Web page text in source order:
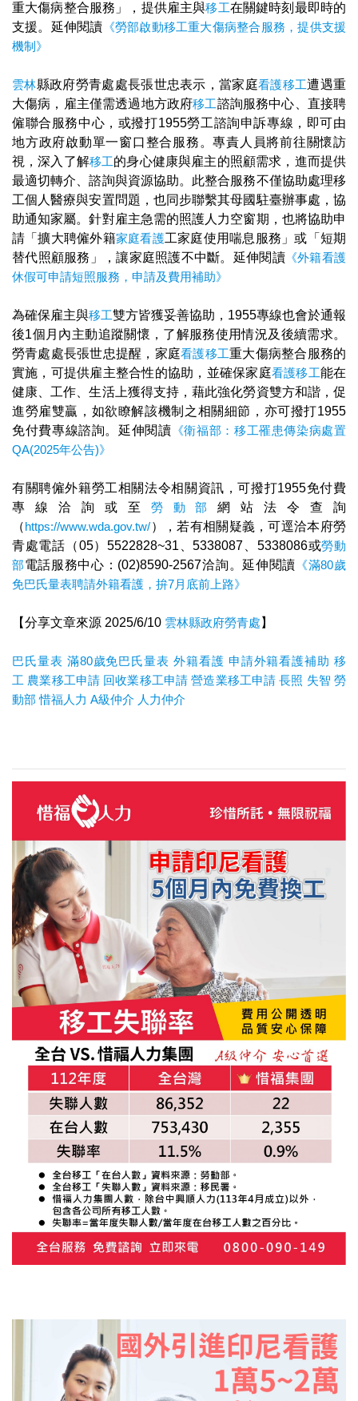
重大傷病整合服務」，提供雇主與移工在關鍵時刻最即時的
支援。延伸閱讀 《勞部啟動移工重大傷病整合服務，提供支援
機制》
雲林縣政府勞青處處長張世忠表示，當家庭看護移工遭遇重
大傷病，雇主僅需透過地方政府移工諮詢服務中心、直接聘
僱聯合服務中心，或撥打1955勞工諮詢申訴專線，即可由
地方政府啟動單一窗口整合服務。專責人員將前往關懷訪
視，深入了解移工的身心健康與雇主的照顧需求，進而提供
最適切轉介、諮詢與資源協助。此整合服務不僅協助處理移
工個人醫療與安置問題，也同步聯繫其母國駐臺辦事處，協
助通知家屬。針對雇主急需的照護人力空窗期，也將協助申
請「擴大聘僱外籍家庭看護工家庭使用喘息服務」或「短期
替代照顧服務」，讓家庭照護不中斷。延伸閱讀《外籍看護
休假可申請短照服務，申請及費用補助》
為確保雇主與移工雙方皆獲妥善協助，1955專線也會於通報
後1個月內主動追蹤關懷，了解服務使用情況及後續需求。
勞青處處長張世忠提醒，家庭看護移工重大傷病整合服務的
實施，可提供雇主整合性的協助，並確保家庭看護移工能在
健康、工作、生活上獲得支持，藉此強化勞資雙方和諧，促
進勞雇雙贏，如欲瞭解該機制之相關細節，亦可撥打1955
免付費專線諮詢。延伸閱讀 《衛福部：移工罹患傳染病處置
QA(2025年公告)》
有關聘僱外籍勞工相關法令相關資訊，可撥打1955免付費
專線洽詢或至 勞動部網站法令查詢
（https://www.wda.gov.tw/），若有相關疑義，可逕洽本府勞
青處電話（05）5522828~31、5338087、5338086或勞動
部電話服務中心：(02)8590-2567洽詢。延伸閱讀 《滿80歲
免巴氏量表聘請外籍看護，拚7月底前上路》
【分享文章來源 2025/6/10 雲林縣政府勞青處 】
巴氏量表 滿80歲免巴氏量表 外籍看護 申請外籍看護補助 移
工 農業移工申請 回收業移工申請 營造業移工申請 長照 失智 勞
動部 惜福人力 A級仲介 人力仲介